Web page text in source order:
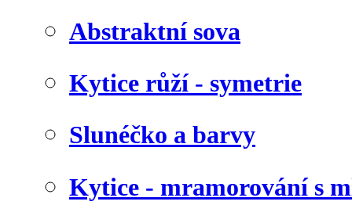
Abstraktní sova
Kytice růží - symetrie
Slunéčko a barvy
Kytice - mramorování s